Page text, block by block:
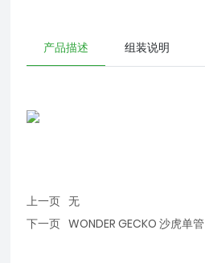
产品描述 组装说明
上一页 无
WONDER GECKO 沙虎单管
下一页